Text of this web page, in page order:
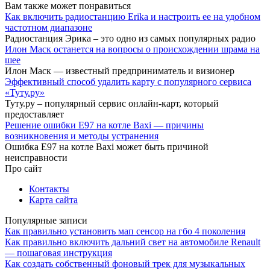
Вам также может понравиться
Как включить радиостанцию Erika и настроить ее на удобном
частотном диапазоне
Радиостанция Эрика – это одно из самых популярных радио
Илон Маск останется на вопросы о происхождении шрама на
шее
Илон Маск — известный предприниматель и визионер
Эффективный способ удалить карту с популярного сервиса
«Туту.ру»
Туту.ру – популярный сервис онлайн-карт, который
предоставляет
Решение ошибки Е97 на котле Baxi — причины
возникновения и методы устранения
Ошибка E97 на котле Baxi может быть причиной
неисправности
Про сайт
Контакты
Карта сайта
Популярные записи
Как правильно установить мап сенсор на гбо 4 поколения
Как правильно включить дальний свет на автомобиле Renault
— пошаговая инструкция
Как создать собственный фоновый трек для музыкальных